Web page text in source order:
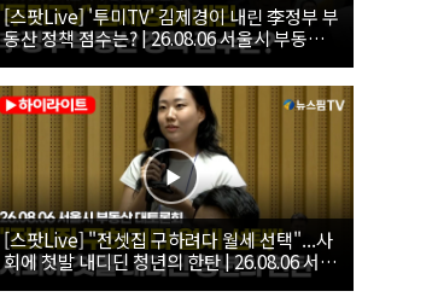
[스팟Live] '투미TV' 김제경이 내린 李정부 부
동산 정책 점수는? | 26.08.06 서울시 부동산
대토론회
[스팟Live] "전셋집 구하려다 월세 선택"...사
회에 첫발 내디딘 청년의 한탄 | 26.08.06 서울
시 부동산 대토론회